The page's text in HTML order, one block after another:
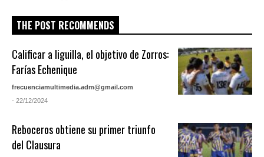
THE POST RECOMMENDS
Calificar a liguilla, el objetivo de Zorros:
Farías Echenique
frecuenciamultimedia.adm@gmail.com
- 22/12/2024
Reboceros obtiene su primer triunfo
del Clausura